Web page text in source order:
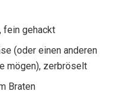
fein gehackt
(oder einen anderen
mögen), zerbröselt
Braten